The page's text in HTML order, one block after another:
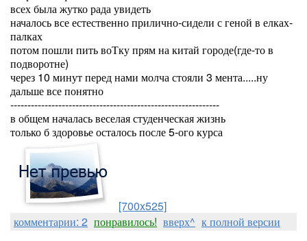
всех была жутко рада увидеть
началось все естественно прилично-сидели с геной в елках-
палках
потом пошли пить воТку прям на китай городе(где-то в
подворотне)
через 10 минут перед нами молча стояли 3 мента.....ну
дальше все понятно
-------------------------------------------------------------
в общем началась веселая студенческая жизнь
только б здоровье осталось после 5-ого курса
[700x525]
комментарии: 2 понравилось! вверх^ к полной версии